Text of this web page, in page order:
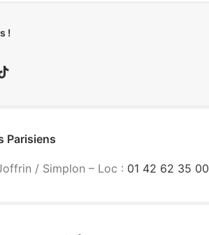
!
Parisiens
/ Simplon – Loc : 01 42 62 35 00